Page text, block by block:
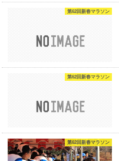
第62回新春マラソン
第62回新春マラソン
第62回新春マラソン